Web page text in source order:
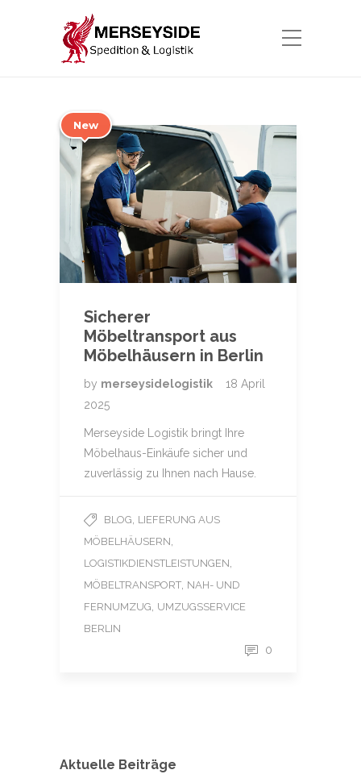
New
Sicherer
Möbeltransport aus
Möbelhäusern in Berlin
by merseysidelogistik
18 April
2025
Merseyside Logistik bringt Ihre
Möbelhaus-Einkäufe sicher und
zuverlässig zu Ihnen nach Hause.
BLOG LIEFERUNG AUS
MÖBELHÄUSERN
LOGISTIKDIENSTLEISTUNGEN
MÖBELTRANSPORT NAH- UND
FERNUMZUG UMZUGSSERVICE
BERLIN
0
Aktuelle Beiträge